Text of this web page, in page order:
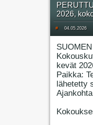
2026,
# 04.05.2026
kevät
Paikka:
lähetetty